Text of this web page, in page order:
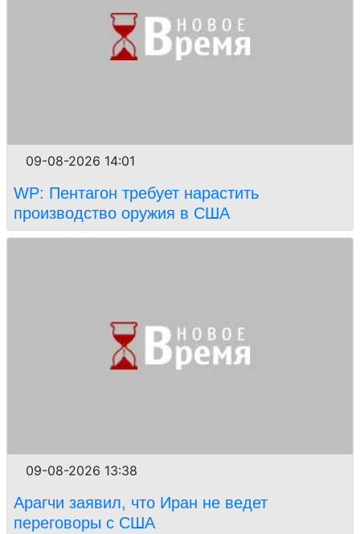
09-08-2026 14:01
WP: Пентагон требует нарастить
производство оружия в США
09-08-2026 13:38
Арагчи заявил, что Иран не ведет
переговоры с США